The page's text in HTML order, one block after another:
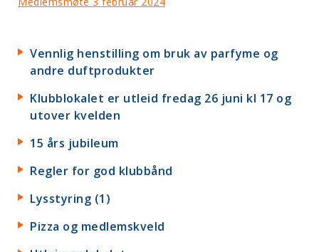
Vennlig henstilling om bruk av parfyme og
andre duftprodukter
Klubblokalet er utleid fredag 26 juni kl 17 og
utover kvelden
15 års jubileum
Regler for god klubbånd
Lysstyring (1)
Pizza og medlemskveld